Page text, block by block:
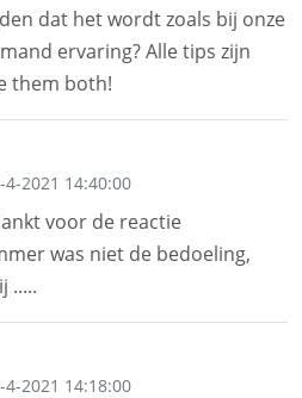
dat het wordt zoals bij onze
ervaring? Alle tips zijn
them both!
2021 14:40:00
voor de reactie
was niet de bedoeling,
.....
2021 14:18:00